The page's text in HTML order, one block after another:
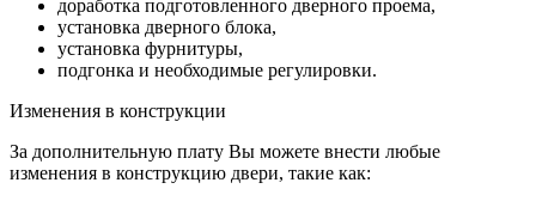
доработка подготовленного дверного проема,
установка дверного блока,
установка фурнитуры,
подгонка и необходимые регулировки.
Изменения в конструкции
За дополнительную плату Вы можете внести любые
изменения в конструкцию двери, такие как: